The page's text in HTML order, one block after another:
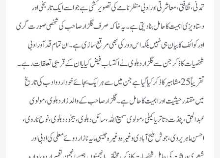
تمدنی، ثقافتی، معاشرتی اور ادبی منظرنامے کی تصویر کشی ہے جو اسے ایک تاریخی اور
دستاویزی اہمیت کا حامل بنادیتی ہے۔ یہ خاکہ صرف گلزار صاحب کی شخصی صورت گری
اور کوائف کا بیان ہی نہیں بلکہ اس دور کی بھی مرقع سازی ہے۔ ان تمام قدآور ادبی
شخصیات کا ذکر جن سے گلزار دہلوی نے اکتساب فیض کیا یا ان کے قریبی تعلقات رہے۔
تقریباً 25 مشاہیر کا ذکر کیا گیا ہے جن میں سے ہر ایک بجائے خود اردو ادب کی تاریخ
میں مقتدر حیثیت اور اہمیت کا حامل ہے۔ گلزار صاحب کے والد زار دہلوی، مولوی
عبدالحق، پنڈت دتاتریا کیفی، مولوی سمیع اللہ، سائل دہلوی، بیخود دہلوی، نوح ناروی،
احسن ماہریروی، جوش ملیح آبادی وغیرہ وغیرہ جیسی مایہ ناز اردوئے معلی کی ادبی اور